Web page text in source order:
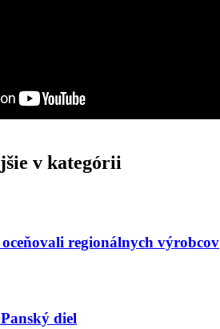
v kategórii
regionálnych výrobcov
diel